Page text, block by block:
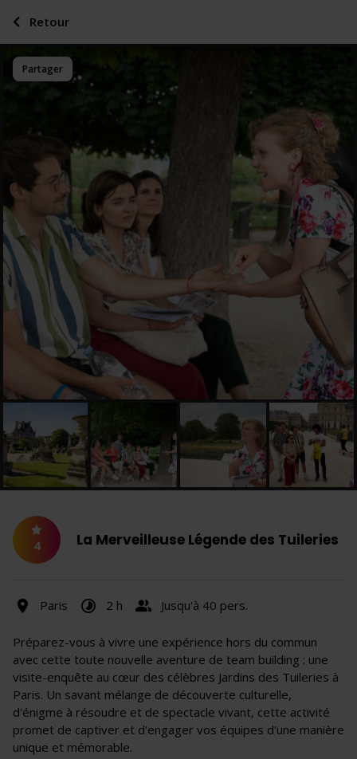
Partager
4 La Merveilleuse Légende des Tuileries
Paris 2 h Jusqu'à 40 pers.
Préparez-vous à vivre une expérience hors du commun
avec cette toute nouvelle aventure de team building : une
visite-enquête au cœur des célèbres Jardins des Tuileries à
Paris. Un savant mélange de découverte culturelle,
d'énigme à résoudre et de spectacle vivant, cette activité
promet de captiver et d'engager vos équipes d'une manière
unique et mémorable.
Retour